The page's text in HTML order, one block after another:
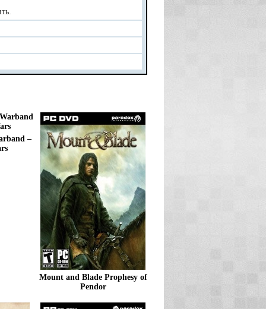
–
Mount and Blade Prophesy of
Pendor